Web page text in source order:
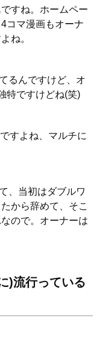
すね。ホームペー
コマ漫画もオーナ
ね。
るんですけど、オ
特ですけどね(笑)
すよね、マルチに
、当初はダブルワ
から辞めて、そこ
ので。オーナーは
)流行っている